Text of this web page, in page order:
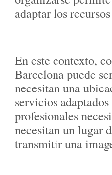
adaptar los
En este contexto,
Barcelona puede
necesitan una
servicios
profesionales
necesitan un lugar
transmitir una